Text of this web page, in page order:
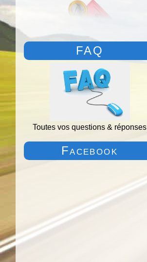
FAQ
Toutes vos questions & réponses
Facebook